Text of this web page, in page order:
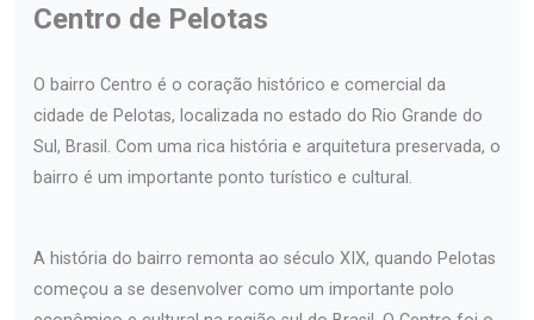
Centro de Pelotas
O bairro Centro é o coração histórico e comercial da
cidade de Pelotas, localizada no estado do Rio Grande do
Sul, Brasil. Com uma rica história e arquitetura preservada, o
bairro é um importante ponto turístico e cultural.
A história do bairro remonta ao século XIX, quando Pelotas
começou a se desenvolver como um importante polo